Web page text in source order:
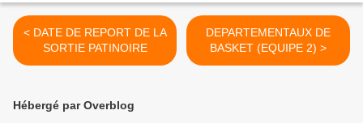
< DATE DE REPORT DE LA
SORTIE PATINOIRE
DEPARTEMENTAUX DE
BASKET (EQUIPE 2) >
Hébergé par Overblog